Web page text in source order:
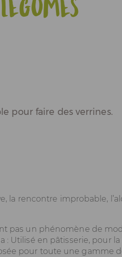
pour faire des verrines.
la rencontre improbable,
pas un phénomène de
: Utilisé en pâtisserie, pour
pour toute une gamme